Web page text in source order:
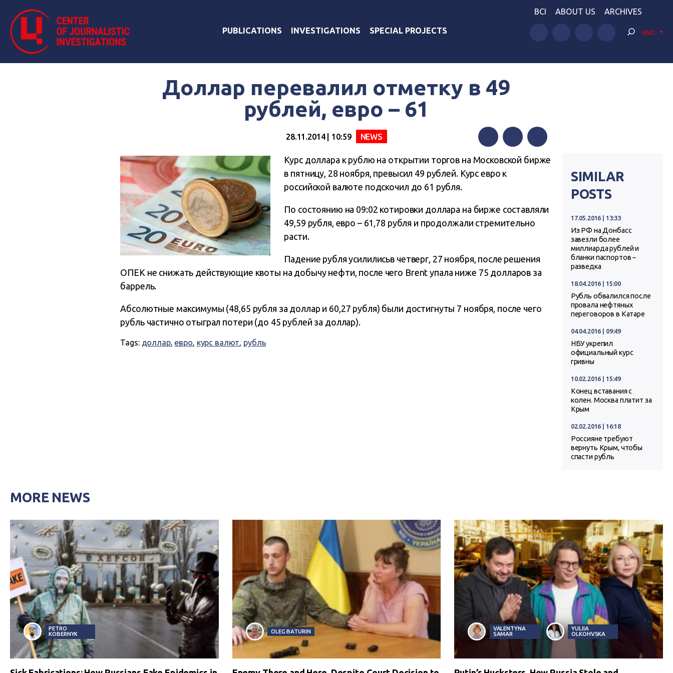
PUBLICATIONS INVESTIGATIONS SPECIAL PROJECTS
BCI ABOUT US ARCHIVES
ENG
Доллар перевалил отметку в 49
рублей, евро – 61
28.11.2014 | 10:59 NEWS
FacebookTwitterTelegram
Курс доллара к рублю на открытии торгов на Московской бирже
в пятницу, 28 ноября, превысил 49 рублей. Курс евро к
российской валюте подскочил до 61 рубля.
По состоянию на 09:02 котировки доллара на бирже составляли
49,59 рубля, евро – 61,78 рубля и продолжали стремительно
расти.
Падение рубля усилилисьв четверг, 27 ноября, после решения
ОПЕК не снижать действующие квоты на добычу нефти, после чего Brent упала ниже 75 долларов за
баррель.
Абсолютные максимумы (48,65 рубля за доллар и 60,27 рубля) были достигнуты 7 ноября, после чего
рубль частично отыграл потери (до 45 рублей за доллар).
Tags: доллар, евро, курс валют, рубль
SIMILAR
POSTS
17.05.2016 | 13:33
Из РФ на Донбасс
завезли более
миллиарда рублей и
бланки паспортов –
разведка
18.04.2016 | 15:00
Рубль обвалился после
провала нефтяных
переговоров в Катаре
04.04.2016 | 09:49
НБУ укрепил
официальный курс
гривны
10.02.2016 | 15:49
Конец вставания с
колен. Москва платит за
Крым
02.02.2016 | 16:18
Россияне требуют
вернуть Крым, чтобы
спасти рубль
MORE NEWS
PETRO
KOBERNYK
OLEG BATURIN
VALENTYNA
SAMAR
YULIIA
OLKOHVSKA